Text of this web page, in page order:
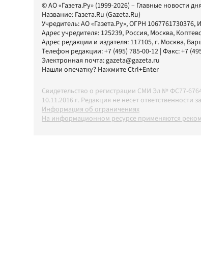
© АО «Газета.Ру» (1999-2026) – Главные новости дня
Название: Газета.Ru (Gazeta.Ru)
Учредитель:АО «Газета.Ру», ОГРН 1067761730376,
Адрес учредителя: 125239, Россия, Москва,
Адрес редакции и издателя: 117105, г. Москва,
Телефон редакции:+7 (495) 785-00-12 | Факс:+7
Электронная почта:gazeta@gazeta.ru
Нашли опечатку? Нажмите Ctrl+Enter
Свидетельство о регистрации СМИ Эл № ФС77-
10.11.2016 г. Редакция не несет
Информация об ограничениях
На информационном ресурсе применяются